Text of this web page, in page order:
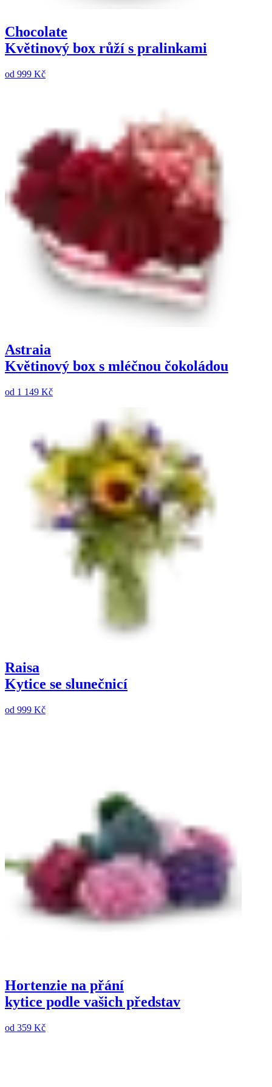
Chocolate
Květinový box růží s pralinkami
od 999 Kč
Astraia
Květinový box s mléčnou čokoládou
od 1 149 Kč
Raisa
Kytice se slunečnicí
od 999 Kč
Hortenzie na přání
kytice podle vašich představ
od 359 Kč